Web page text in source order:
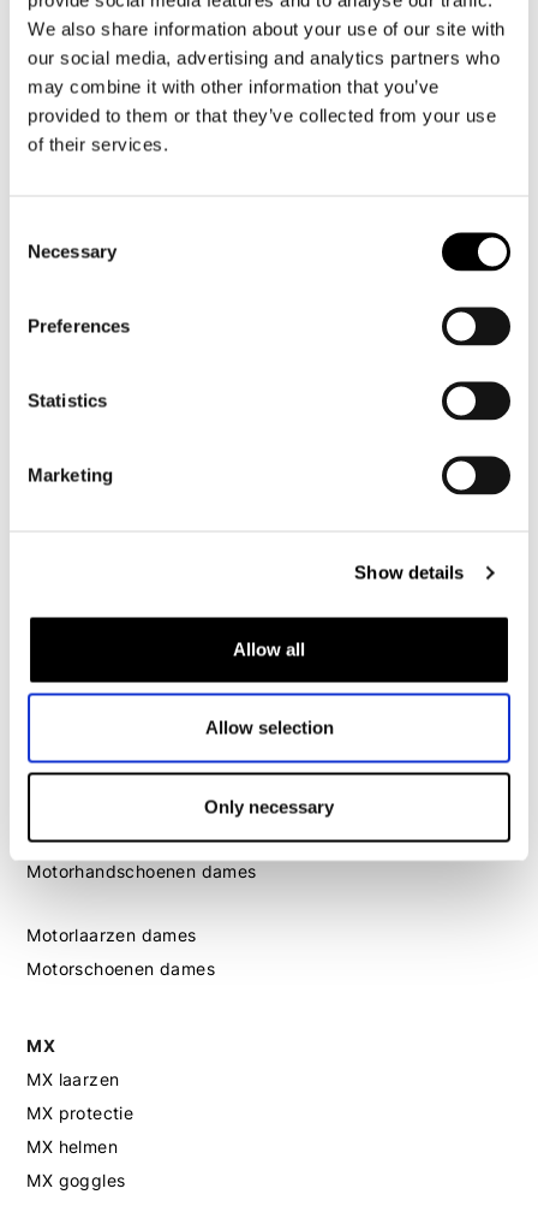
We also share information about your use of our site with
our social media, advertising and analytics partners who
may combine it with other information that you’ve
provided to them or that they’ve collected from your use
of their services.
Selection
Necessary
Preferences
Statistics
Marketing
Show details
Allow all
Allow selection
Only necessary
Heren
Motorkleding heren
Motorjas heren
Motorbroek heren
Motorhoodie heren
Motorschoenen heren
Motorpak dames
Motorhandschoenen dames
Motorlaarzen dames
Motorschoenen dames
MX
MX laarzen
MX protectie
MX helmen
MX goggles